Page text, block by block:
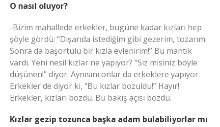
O nasıl oluyor?
-Bizim mahallede erkekler, bugüne kadar kızları hep
şöyle gördü: “Dışarıda istediğim gibi gezerim, tozarım.
Sonra da başörtülü bir kızla evlenirim!” Bu mantık
vardı. Yeni nesil kızlar ne yapıyor? “Siz misiniz böyle
düşünen!” diyor. Aynısını onlar da erkeklere yapıyor.
Erkekler de diyor ki, “Bu kızlar bozuldu!” Hayır!
Erkekler, kızları bozdu. Bu bakış açısı bozdu.
Kızlar gezip tozunca başka adam bulabiliyorlar mı